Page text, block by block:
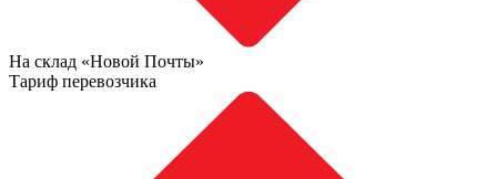
На склад «Новой Почты»
Тариф перевозчика